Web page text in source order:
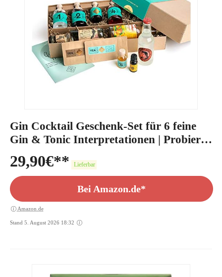
Gin Cocktail Geschenk-Set für 6 feine
Gin & Tonic Interpretationen | Probier-
Set mit ELEPHANT GIN & SLOE GIN
aus Hamburg
29,90€ Lieferbar
Bei Amazon.de*
Amazon.de
Stand 5. August 2026 18:32